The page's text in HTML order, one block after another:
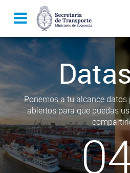
Ponemos a tu alcance
abiertos para que puedas